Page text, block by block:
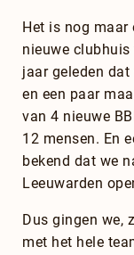
Het is nog maar
nieuwe clubhuis
jaar geleden dat
en een paar
van 4 nieuwe
12 mensen. En
bekend dat we
Leeuwarden
Dus gingen we,
met het hele